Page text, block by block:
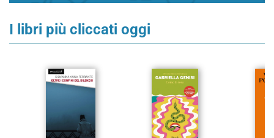
I libri più cliccati oggi